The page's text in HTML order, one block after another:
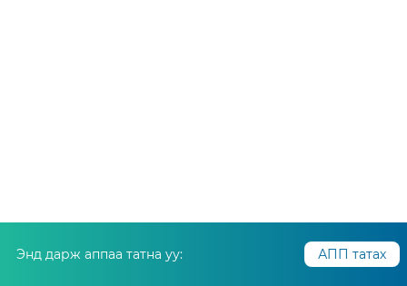
Энд дарж аппаа татна уу: АПП татах